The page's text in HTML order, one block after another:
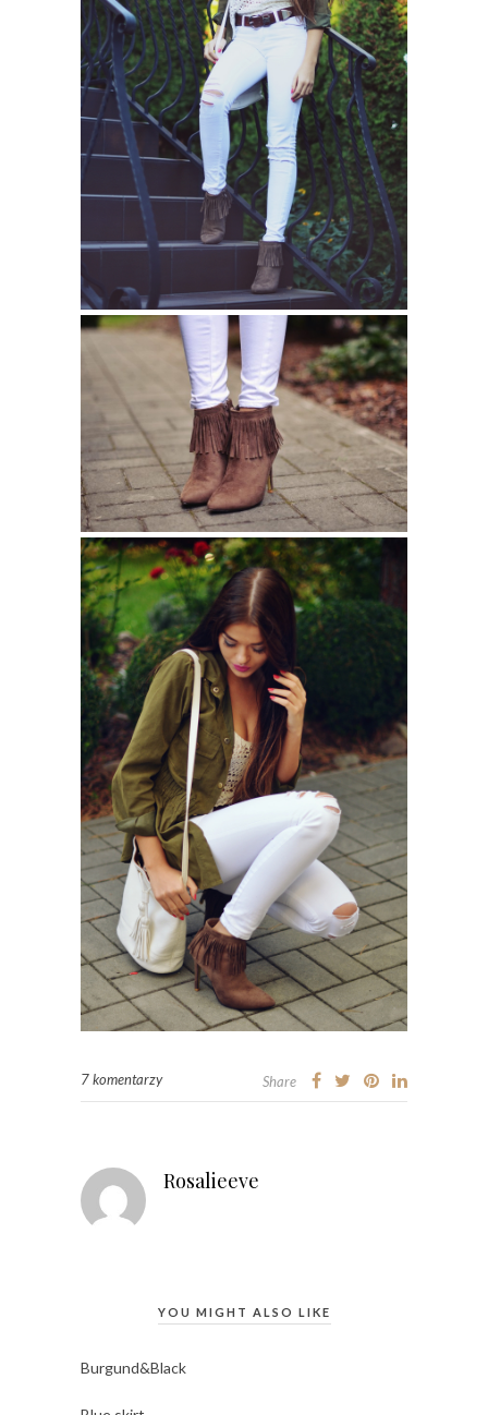
7 komentarzy Share
Rosalieeve
YOU MIGHT ALSO LIKE
Burgund&Black